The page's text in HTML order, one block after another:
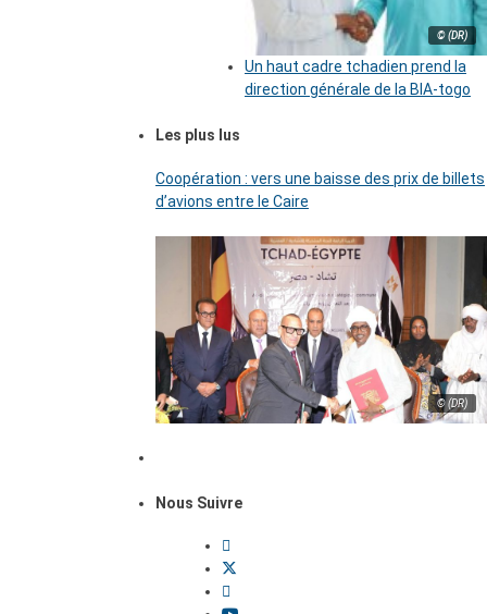
© (DR)
Un haut cadre tchadien prend la
direction générale de la BIA-togo
Les plus lus
Coopération : vers une baisse des prix de billets
d’avions entre le Caire
© (DR)
Nous Suivre